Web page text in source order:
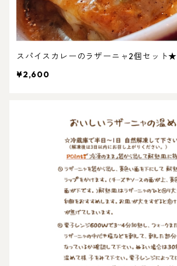
スパイスカレーのラザーニャ2個セット★
¥2,600